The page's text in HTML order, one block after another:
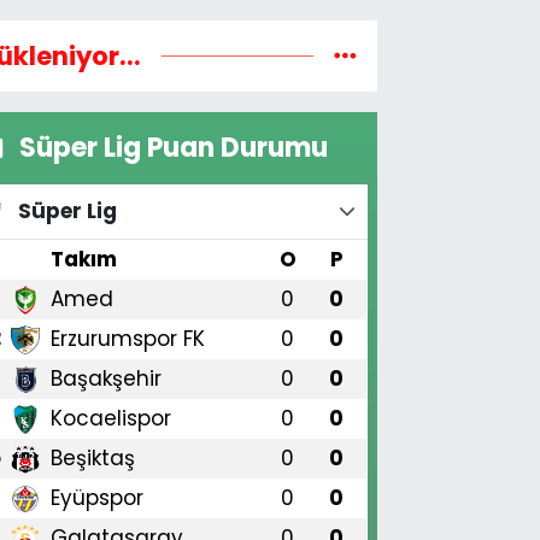
Süper Lig Puan Durumu
Süper Lig
Takım O P
Amed 0 0
Erzurumspor FK 0 0
Başakşehir 0 0
Kocaelispor 0 0
Beşiktaş 0 0
Eyüpspor 0 0